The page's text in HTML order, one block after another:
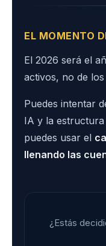
EL MOMENTO
El 2026 será el
activos, no de
Puedes intentar
IA y la
puedes usar el
llenando las
¿Estás